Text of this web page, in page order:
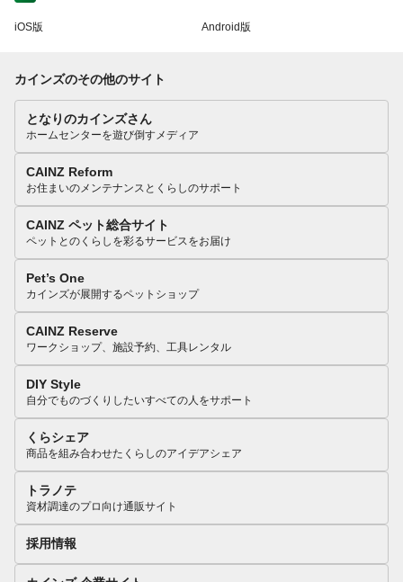
iOS版 Android版
カインズのその他のサイト
となりのカインズさん
ホームセンターを遊び倒すメディア
CAINZ Reform
お住まいのメンテナンスとくらしのサポート
CAINZ ペット総合サイト
ペットとのくらしを彩るサービスをお届け
Pet’s One
カインズが展開するペットショップ
CAINZ Reserve
ワークショップ、施設予約、工具レンタル
DIY Style
自分でものづくりしたいすべての人をサポート
くらシェア
商品を組み合わせたくらしのアイデアシェア
トラノテ
資材調達のプロ向け通販サイト
採用情報